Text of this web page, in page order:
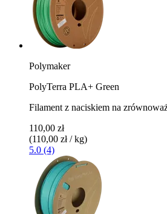
Polymaker
PolyTerra PLA+ Green
Filament z naciskiem na
110,00 zł
(110,00 zł / kg)
5.0 (4)